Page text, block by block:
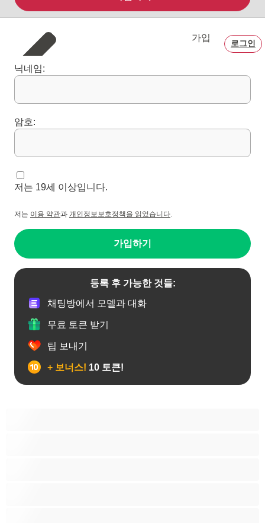
가입
로그인
닉네임:
암호:
저는 19세 이상입니다.
저는 이용 약관과 개인정보보호정책을 읽었습니다.
가입하기
등록 후 가능한 것들:
채팅방에서 모델과 대화
무료 토큰 받기
팁 보내기
+ 보너스! 10 토큰!